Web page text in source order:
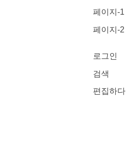
페이지-1
페이지-2
로그인
검색
편집하다